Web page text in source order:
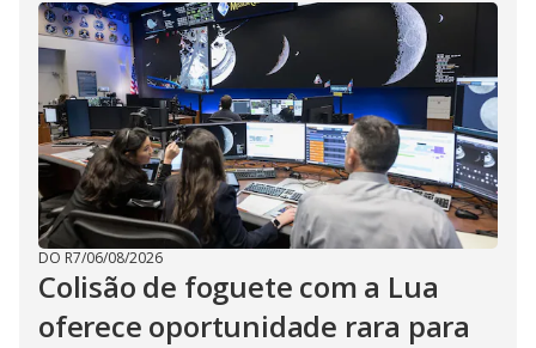
DO R7/06/08/2026
Colisão de foguete com a Lua
oferece oportunidade rara para